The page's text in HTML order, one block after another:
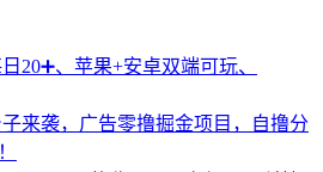
20➕、苹果+安卓双端可玩、
来袭，广告零撸掘金项目，自撸分